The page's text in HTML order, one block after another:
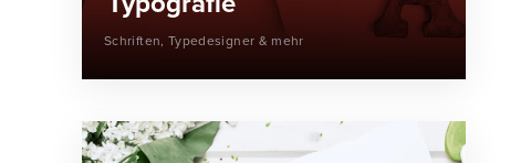
Schriften, Typedesigner & mehr